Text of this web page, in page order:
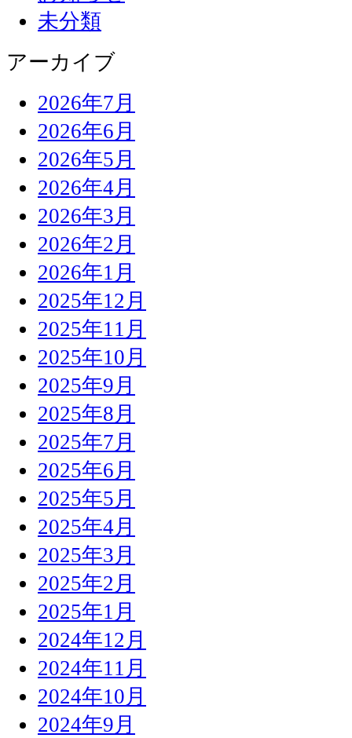
未分類
アーカイブ
2026年7月
2026年6月
2026年5月
2026年4月
2026年3月
2026年2月
2026年1月
2025年12月
2025年11月
2025年10月
2025年9月
2025年8月
2025年7月
2025年6月
2025年5月
2025年4月
2025年3月
2025年2月
2025年1月
2024年12月
2024年11月
2024年10月
2024年9月